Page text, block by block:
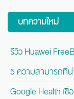
บทความใหม่
รีวิว Huawei
5 ความสามารถที่น่
Google Health เชื่